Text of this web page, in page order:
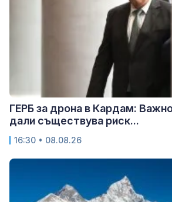
ГЕРБ за дрона в Кардам:
дали съществува риск...
16:30 • 08.08.26